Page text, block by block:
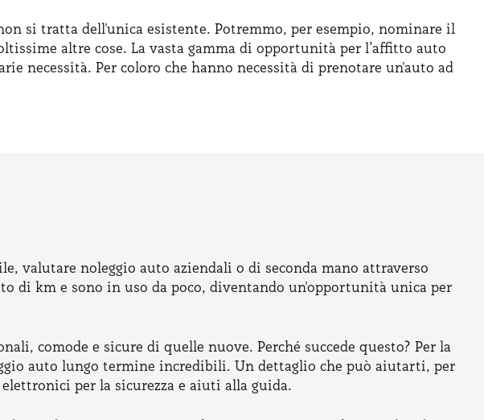
si tratta dell'unica esistente. Potremmo, per esempio, nominare il
altre cose. La vasta gamma di opportunità per l’affitto auto
necessità. Per coloro che hanno necessità di prenotare un'auto ad
valutare noleggio auto aziendali o di seconda mano attraverso
di km e sono in uso da poco, diventando un'opportunità unica per
comode e sicure di quelle nuove. Perché succede questo? Per la
auto lungo termine incredibili. Un dettaglio che può aiutarti, per
per la sicurezza e aiuti alla guida.